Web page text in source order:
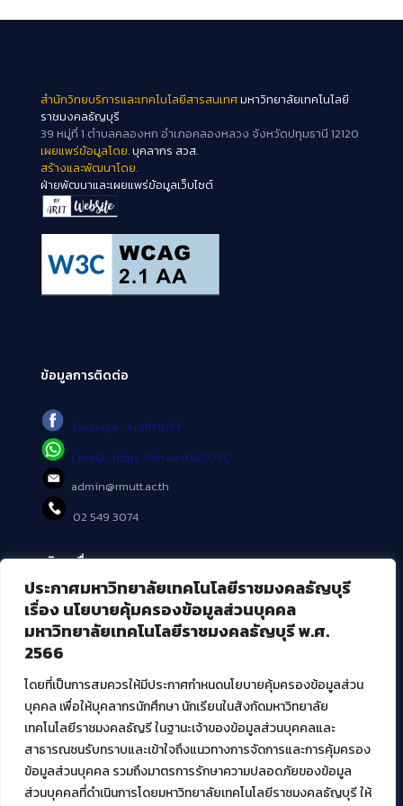
ประกาศมหาวิทยาลัยเทคโนโลยีราชมงคลธัญบุรี
เรื่อง นโยบายคุ้มครองข้อมูลส่วนบุคคล
มหาวิทยาลัยเทคโนโลยีราชมงคลธัญบุรี พ.ศ.
2566
โดยที่เป็นการสมควรให้มีประกาศกำหนดนโยบายคุ้มครองข้อมูลส่วน
บุคคล เพื่อให้บุคลากรนักศึกษา นักเรียนในสังกัดมหาวิทยาลัย
เทคโนโลยีราชมงคลธัญรี ในฐานะเจ้าของข้อมูลส่วนบุคคลและ
สาธารณชนรับทราบและเข้าใจถึงแนวทางการจัดการและการคุ้มครอง
ข้อมูลส่วนบุคคล รวมถึงมาตรการรักษาความปลอดภัยของข้อมูล
ส่วนบุคคลที่ดำเนินการโดยมหาวิทยาลัยเทคโนโลยีราชมงคลธัญบุรี ให้
สำนักวิทยบริการและเทคโนโลยีสารสนเทศมหาวิทยาลัยเทคโนโลยี
ราชมงคลธัญบุรี
39 หมู่ที่ 1 ตำบลคลองหก อำเภอคลองหลวง จังหวัดปทุมธานี 12120
เผยแพร่ข้อมูลโดย.บุคลากร สวส.
สร้างและพัฒนาโดย.
ฝ่ายพัฒนาและเผยแพร่ข้อมูลเว็บไซต์
ข้อมูลการติดต่อ
Fanpage : AritRMUTT
Line@ : https://lin.ee/tXe209C
admin@rmutt.ac.th
02 549 3074
บริการอื่นๆ ของ สวส.
ศูนย์สื่อดิจิทัล
ศูนย์นวัตกรรมและความรู้
ศูนย์พัฒนาและบริการนวัตกรรมดิจิทัล
สมัยใหม่ (MoSeC)
งานบริการวิชาการให้กับหน่วยงานภายนอก
โครงการส่งเสริมและพัฒนาผู้ประกอบการ SME โดย. มทร.ธัญบุรี
กิจกรรมการเชื่อมโยงเครือข่ายผู้ให้บริการเครื่องจักรกลทางการ
เกษตร ภายใต้โครงการส่งเสริมการรแปรรูปสินค้าเกษตรระดับชุมชน